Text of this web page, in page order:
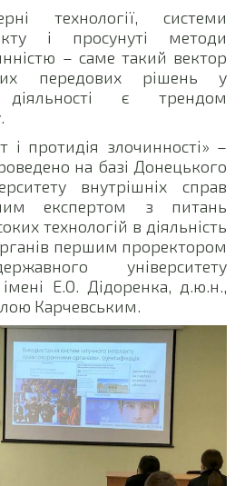
технології, системи
і просунуті методи
– саме такий вектор
передових рішень у
діяльності є трендом
і протидія злочинності» –
на базі Донецького
внутрішніх справ
експертом з питань
технологій в діяльність
першим проректором
університету
Е.О. Дідоренка, д.ю.н.,
Карчевським.